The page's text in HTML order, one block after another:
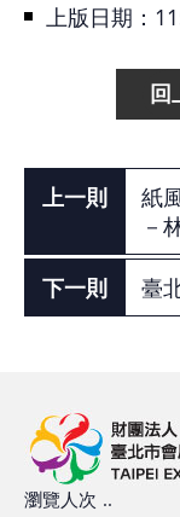
上版日期：
回
紙
－
臺
瀏覽人次 ..